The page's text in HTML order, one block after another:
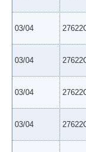
03/04
03/04
03/04
03/04